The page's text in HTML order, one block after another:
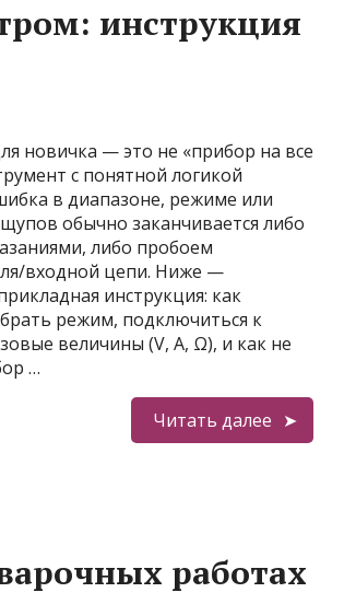
инструкция
новичка — это не «прибор на все
с понятной логикой
в диапазоне, режиме или
обычно заканчивается либо
либо пробоем
входной цепи. Ниже —
инструкция: как
режим, подключиться к
величины (V, A, Ω), и как не
…
Читать далее
работах